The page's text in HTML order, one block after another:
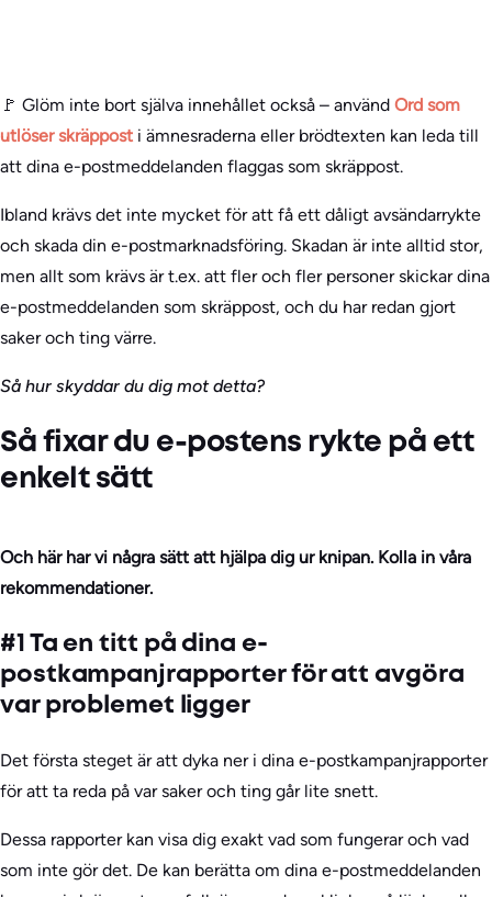
🚩 Glöm inte bort själva innehållet också – använd Ord som
utlöser skräppost i ämnesraderna eller brödtexten kan leda till
att dina e-postmeddelanden flaggas som skräppost.
Ibland krävs det inte mycket för att få ett dåligt avsändarrykte
och skada din e-postmarknadsföring. Skadan är inte alltid stor,
men allt som krävs är t.ex. att fler och fler personer skickar dina
e-postmeddelanden som skräppost, och du har redan gjort
saker och ting värre.
Så hur skyddar du dig mot detta?
Så fixar du e-postens rykte på ett
enkelt sätt
Och här har vi några sätt att hjälpa dig ur knipan. Kolla in våra
rekommendationer.
#1 Ta en titt på dina e-
postkampanjrapporter för att avgöra
var problemet ligger
Det första steget är att dyka ner i dina e-postkampanjrapporter
för att ta reda på var saker och ting går lite snett.
Dessa rapporter kan visa dig exakt vad som fungerar och vad
som inte gör det. De kan berätta om dina e-postmeddelanden